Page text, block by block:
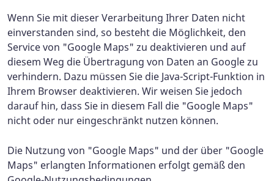
Wenn Sie mit dieser Verarbeitung Ihrer Daten nicht
einverstanden sind, so besteht die Möglichkeit, den
Service von "Google Maps" zu deaktivieren und auf
diesem Weg die Übertragung von Daten an Google zu
verhindern. Dazu müssen Sie die Java-Script-Funktion in
Ihrem Browser deaktivieren. Wir weisen Sie jedoch
darauf hin, dass Sie in diesem Fall die "Google Maps"
nicht oder nur eingeschränkt nutzen können.
Die Nutzung von "Google Maps" und der über "Google
Maps" erlangten Informationen erfolgt gemäß den